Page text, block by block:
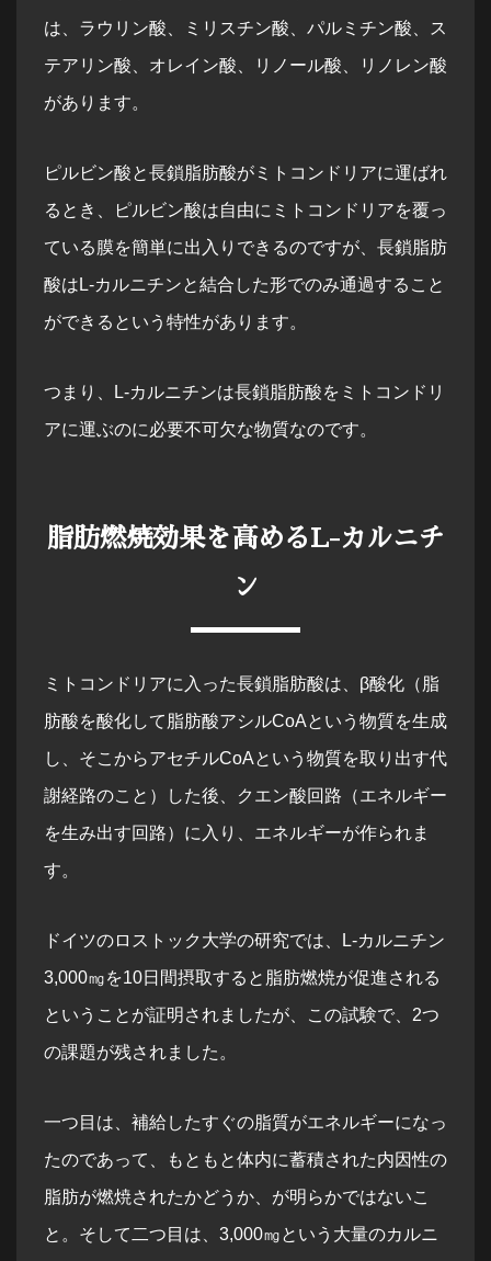
は、ラウリン酸、ミリスチン酸、パルミチン酸、ス
テアリン酸、オレイン酸、リノール酸、リノレン酸
があります。
ピルビン酸と長鎖脂肪酸がミトコンドリアに運ばれ
るとき、ピルビン酸は自由にミトコンドリアを覆っ
ている膜を簡単に出入りできるのですが、長鎖脂肪
酸はL-カルニチンと結合した形でのみ通過すること
ができるという特性があります。
つまり、L-カルニチンは長鎖脂肪酸をミトコンドリ
アに運ぶのに必要不可欠な物質なのです。
脂肪燃焼効果を高めるL-カルニチ
ン
ミトコンドリアに入った長鎖脂肪酸は、β酸化（脂
肪酸を酸化して脂肪酸アシルCoAという物質を生成
し、そこからアセチルCoAという物質を取り出す代
謝経路のこと）した後、クエン酸回路（エネルギー
を生み出す回路）に入り、エネルギーが作られま
す。
ドイツのロストック大学の研究では、L-カルニチン
3,000㎎を10日間摂取すると脂肪燃焼が促進される
ということが証明されましたが、この試験で、2つ
の課題が残されました。
一つ目は、補給したすぐの脂質がエネルギーになっ
たのであって、もともと体内に蓄積された内因性の
脂肪が燃焼されたかどうか、が明らかではないこ
と。そして二つ目は、3,000㎎という大量のカルニ